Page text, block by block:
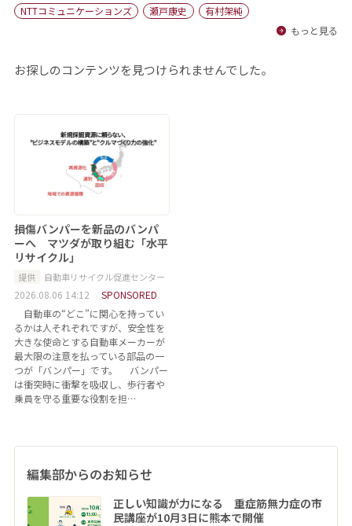
会社概要
NTTコミュニケーションズ
瀬戸康史
有村架純
もっと見る
お探しのコンテンツを見つけられませんでした。
損傷バンパーを新品のバンパ
ーへ マツダが取り組む「水平
リサイクル」
提供 自動車リサイクル促進センター
2026.08.06 14:12
SPONSORED
自動車の“どこ”に関心を持ってい
るかは人それぞれですが、安全性を
大きな使命とする自動車メーカーが
最大限の注意を払っている部品の一
つが「バンパー」です。 バンパー
は衝突時に衝撃を吸収し、歩行者や
乗員を守る重要な役割を担…
編集部からのお知らせ
正しい知識が力になる 重症筋無力症の市
民講座が10月3日に熊本で開催